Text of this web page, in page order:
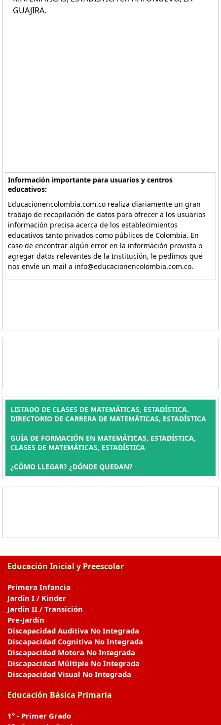
GUAJIRA.
Información importante para usuarios y centros
educativos:
Educacionencolombia.com.co realiza diariamente un gran
trabajo de recopilación de datos para ofrecer a los usuarios
información precisa acerca de los establecimientos
educativos tanto privados como públicos de Colombia. En
caso de encontrar algún error en la información provista o
agregar datos relevantes de la Institución, le pedimos que
nos envíe un mail a info@educacionencolombia.com.co.
LISTADO DE CLASES DE MATEMÁTICAS, ESTADÍSTICA.
DIRECTORIO DE CARRERA DE MATEMÁTICAS, ESTADÍSTICA
GUÍA DE FORMACIÓN EN MATEMÁTICAS, ESTADÍSTICA,
CLASES DE MATEMÁTICAS, ESTADÍSTICA
¿CÓMO LLEGAR? ¿DÓNDE QUEDAN?
Educación Inicial y Preescolar
Primera Infancia
Jardín I / Kinder
Jardín II / Transición
Pre-Jardín
Discapacidad Auditiva No Integrada
Discapacidad Cognitiva No Integrada
Discapacidad Motora No Integrada
Discapacidad Múltiple No Integrada
Discapacidad Visual No Integrada
Educación Básica Primaria
1° - Primer Grado